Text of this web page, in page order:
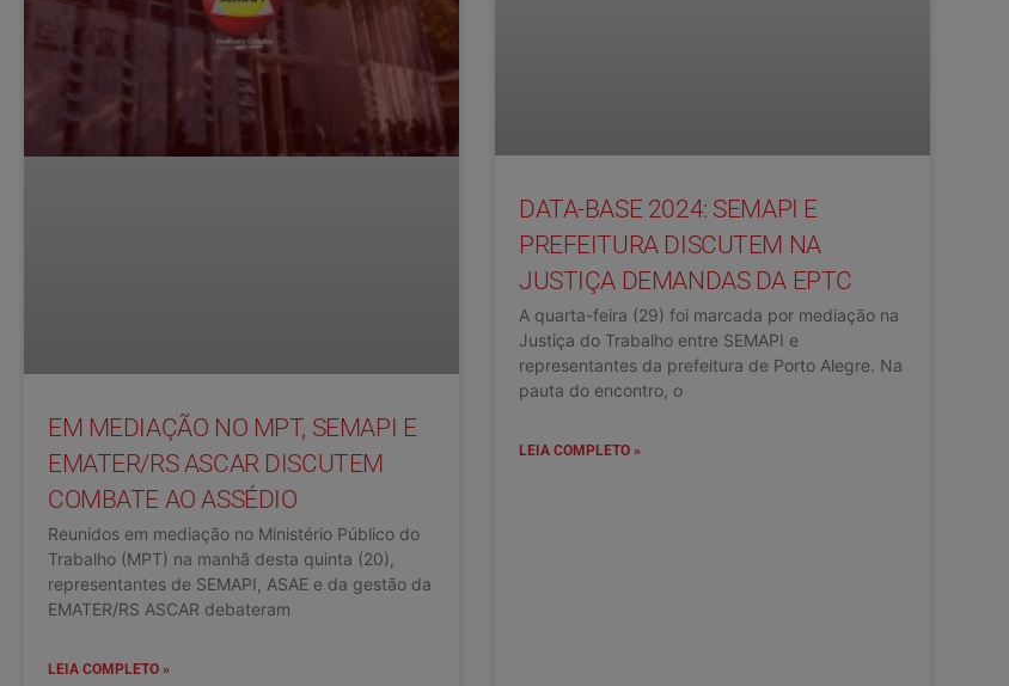
EM MEDIAÇÃO NO MPT, SEMAPI E
EMATER/RS ASCAR DISCUTEM
COMBATE AO ASSÉDIO
Reunidos em mediação no Ministério Público do
Trabalho (MPT) na manhã desta quinta (20),
representantes de SEMAPI, ASAE e da gestão da
EMATER/RS ASCAR debateram
LEIA COMPLETO »
DATA-BASE 2024: SEMAPI E
PREFEITURA DISCUTEM NA
JUSTIÇA DEMANDAS DA EPTC
A quarta-feira (29) foi marcada por mediação na
Justiça do Trabalho entre SEMAPI e
representantes da prefeitura de Porto Alegre. Na
pauta do encontro, o
LEIA COMPLETO »